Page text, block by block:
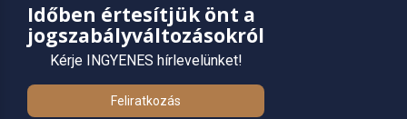
Időben értesítjük önt a
jogszabályváltozásokról
Kérje INGYENES hírlevelünket!
Feliratkozás